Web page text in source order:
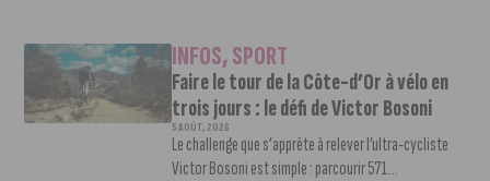
INFOS,SPORT
Faire le tour de la Côte-d’Or à vélo en
trois jours : le défi de Victor Bosoni
5 AOÛT, 2026
Le challenge que s’apprête à relever l’ultra-cycliste
Victor Bosoni est simple : parcourir 571...